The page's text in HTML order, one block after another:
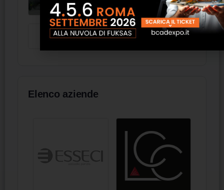
FDNF44 - FRAL
Elenco aziende